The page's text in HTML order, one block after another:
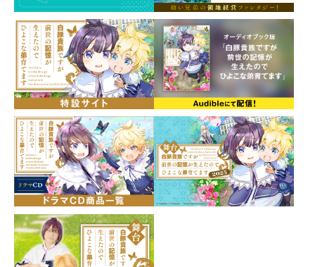
「君の恋、
お兄ちゃんに任せてください！」
菊乃井に恋の季節が到来！？
想い合う二人のために立ち上がる、
幼い兄弟の領地経営ファンタジー第10巻！
シリーズ累計35万部突破！ （紙＋電子）
書き下ろし番外編2本収録！
「五歳で婚約なんて早くないですか！？」鳳蝶は弟・レ
グルスと和嬢の婚約話に仰天しつつ、初恋を応援するこ
とに。一方、鳳蝶の元にも大量の釣書が届いていた。国
中の貴族の思惑や神の意向が絡まり、一筋縄ではいかな
い自分の婚約に頭を悩ませていると……菊乃井に身を寄
せるフェーリクスへ、その弟子から特大のお悩み相談が
飛び込んできた！ 彼女は身に荒ぶる武器を宿しなが